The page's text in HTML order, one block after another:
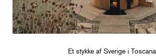
Et stykke af Sverige i Toscana